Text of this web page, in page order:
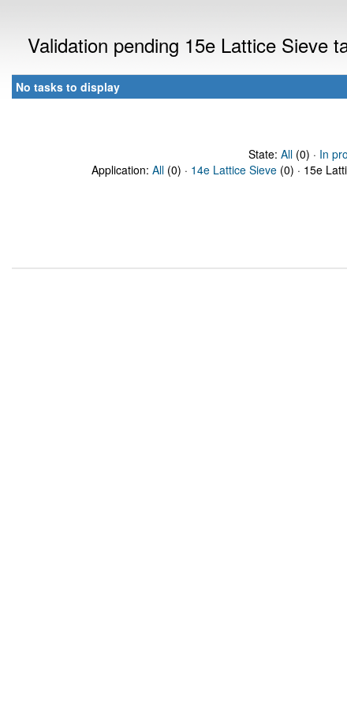
Validation pending 15e Lattice Sieve
No tasks to display
State: All(0) · In
Application: All (0) · 14e Lattice Sieve (0) · 15e